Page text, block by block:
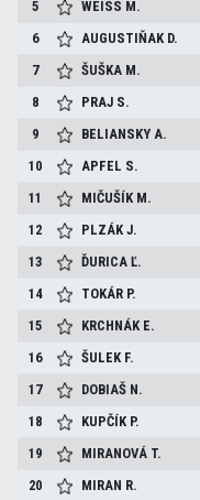
5
WEISS M.
6
AUGUSTIŇAK D.
7
ŠUŠKA M.
8
PRAJ S.
9
BELIANSKYA.
10
APFEL S.
11
MIČUŠÍK M.
12
PLZÁKJ.
13
ĎURICAĽ.
14
TOKÁR P.
15
KRCHNÁK E.
16
ŠULEK F.
17
DOBIAŠ N.
18
KUPČÍK P.
19
MIRANOVÁ T.
20
MIRAN R.